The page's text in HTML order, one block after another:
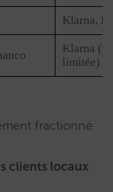
Klarna,
Klarna
limitée)
fractionné
clients locaux